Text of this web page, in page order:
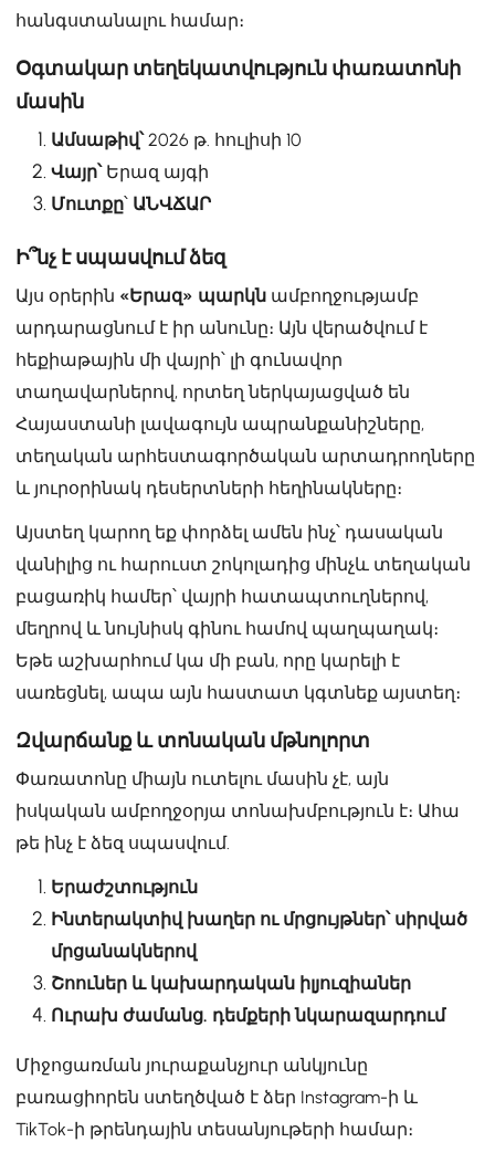
հանգստանալու համար։
Օգտակար տեղեկատվություն փառատոնի
մասին
Ամսաթիվ՝2026 թ. հուլիսի 10
Վայր՝Երազ այգի
Մուտքը՝ ԱՆՎՃԱՐ
Ի՞նչ է սպասվում ձեզ
Այս օրերին «Երազ» պարկն ամբողջությամբ
արդարացնում է իր անունը։ Այն վերածվում է
հեքիաթային մի վայրի՝ լի գունավոր
տաղավարներով, որտեղ ներկայացված են
Հայաստանի լավագույն ապրանքանիշները,
տեղական արհեստագործական արտադրողները
և յուրօրինակ դեսերտների հեղինակները։
Այստեղ կարող եք փորձել ամեն ինչ՝ դասական
վանիլից ու հարուստ շոկոլադից մինչև տեղական
բացառիկ համեր՝ վայրի հատապտուղներով,
մեղրով և նույնիսկ գինու համով պաղպաղակ։
Եթե աշխարհում կա մի բան, որը կարելի է
սառեցնել, ապա այն հաստատ կգտնեք այստեղ։
Զվարճանք և տոնական մթնոլորտ
Փառատոնը միայն ուտելու մասին չէ, այն
իսկական ամբողջօրյա տոնախմբություն է։ Ահա
թե ինչ է ձեզ սպասվում.
Երաժշտություն
Ինտերակտիվ խաղեր ու մրցույթներ՝ սիրված
մրցանակներով
Շոուներ և կախարդական իլյուզիաներ
Ուրախ ժամանց. դեմքերի նկարազարդում
Միջոցառման յուրաքանչյուր անկյունը
բառացիորեն ստեղծված է ձեր Instagram-ի և
TikTok-ի թրենդային տեսանյութերի համար։